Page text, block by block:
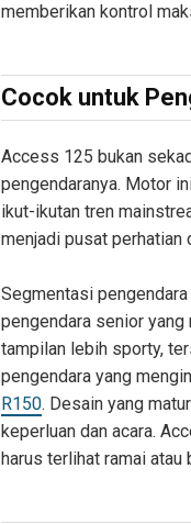
memberikan kontrol
Cocok untuk
Access 125 bukan
pengendaranya. Motor
ikut-ikutan tren
menjadi pusat perhatian
Segmentasi
pengendara senior
tampilan lebih sporty,
pengendara yang
R150. Desain yang
keperluan dan acara.
harus terlihat ramai atau